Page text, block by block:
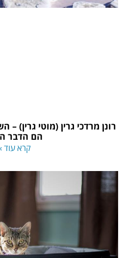
רונן מרדכי גרין (מוטי גרין)
הם הדבר
קרא עוד